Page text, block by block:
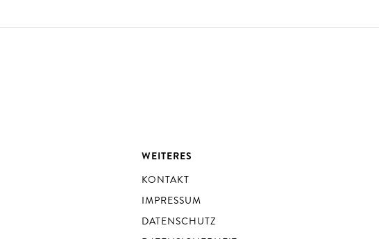
WEITERES
KONTAKT
IMPRESSUM
DATENSCHUTZ